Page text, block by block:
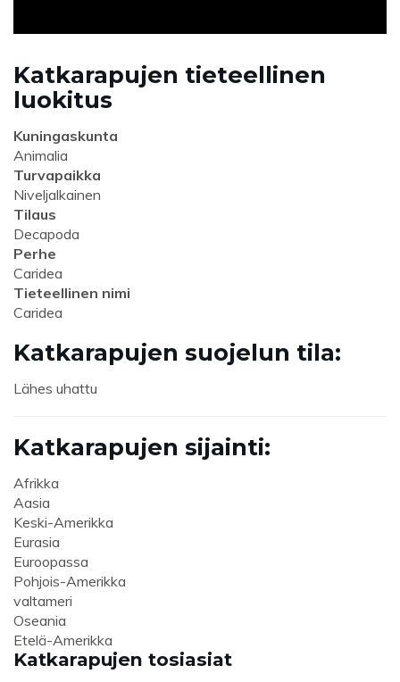
Katkarapujen tieteellinen
luokitus
Kuningaskunta
Animalia
Turvapaikka
Niveljalkainen
Tilaus
Decapoda
Perhe
Caridea
Tieteellinen nimi
Caridea
Katkarapujen suojelun tila:
Lähes uhattu
Katkarapujen sijainti:
Afrikka
Aasia
Keski-Amerikka
Eurasia
Euroopassa
Pohjois-Amerikka
valtameri
Oseania
Etelä-Amerikka
Katkarapujen tosiasiat